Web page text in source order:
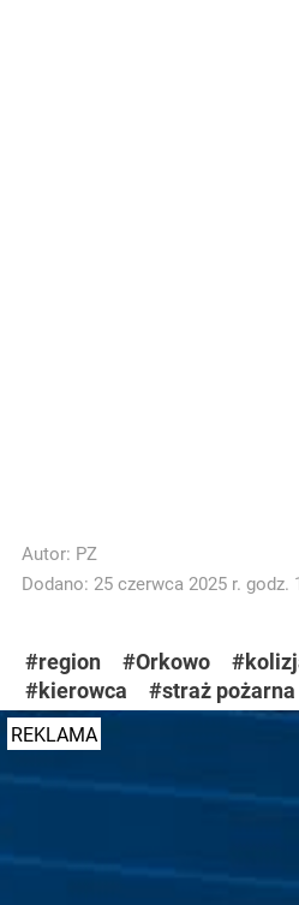
Autor: PZ
Dodano: 25 czerwca 2025 r. godz.
#region #Orkowo
#kierowca
#straż pożarna
REKLAMA